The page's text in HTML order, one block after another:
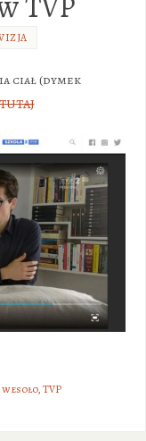
ciał (dymek
,TVP